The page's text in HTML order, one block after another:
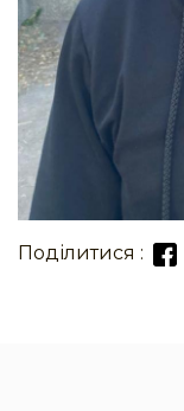
Поділитися :